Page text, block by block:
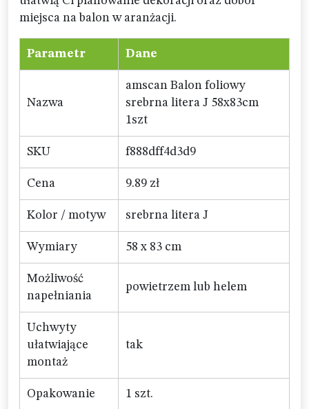
miejsca na balon w aranżacji.
Parametr Dane
Nazwa
amscan Balon foliowy
srebrna litera J 58x83cm
1szt
SKU f888dff4d3d9
Cena 9.89 zł
Kolor / motyw srebrna litera J
Wymiary 58 x 83 cm
Możliwość
napełniania
powietrzem lub helem
Uchwyty
ułatwiające
montaż
tak
Opakowanie 1 szt.